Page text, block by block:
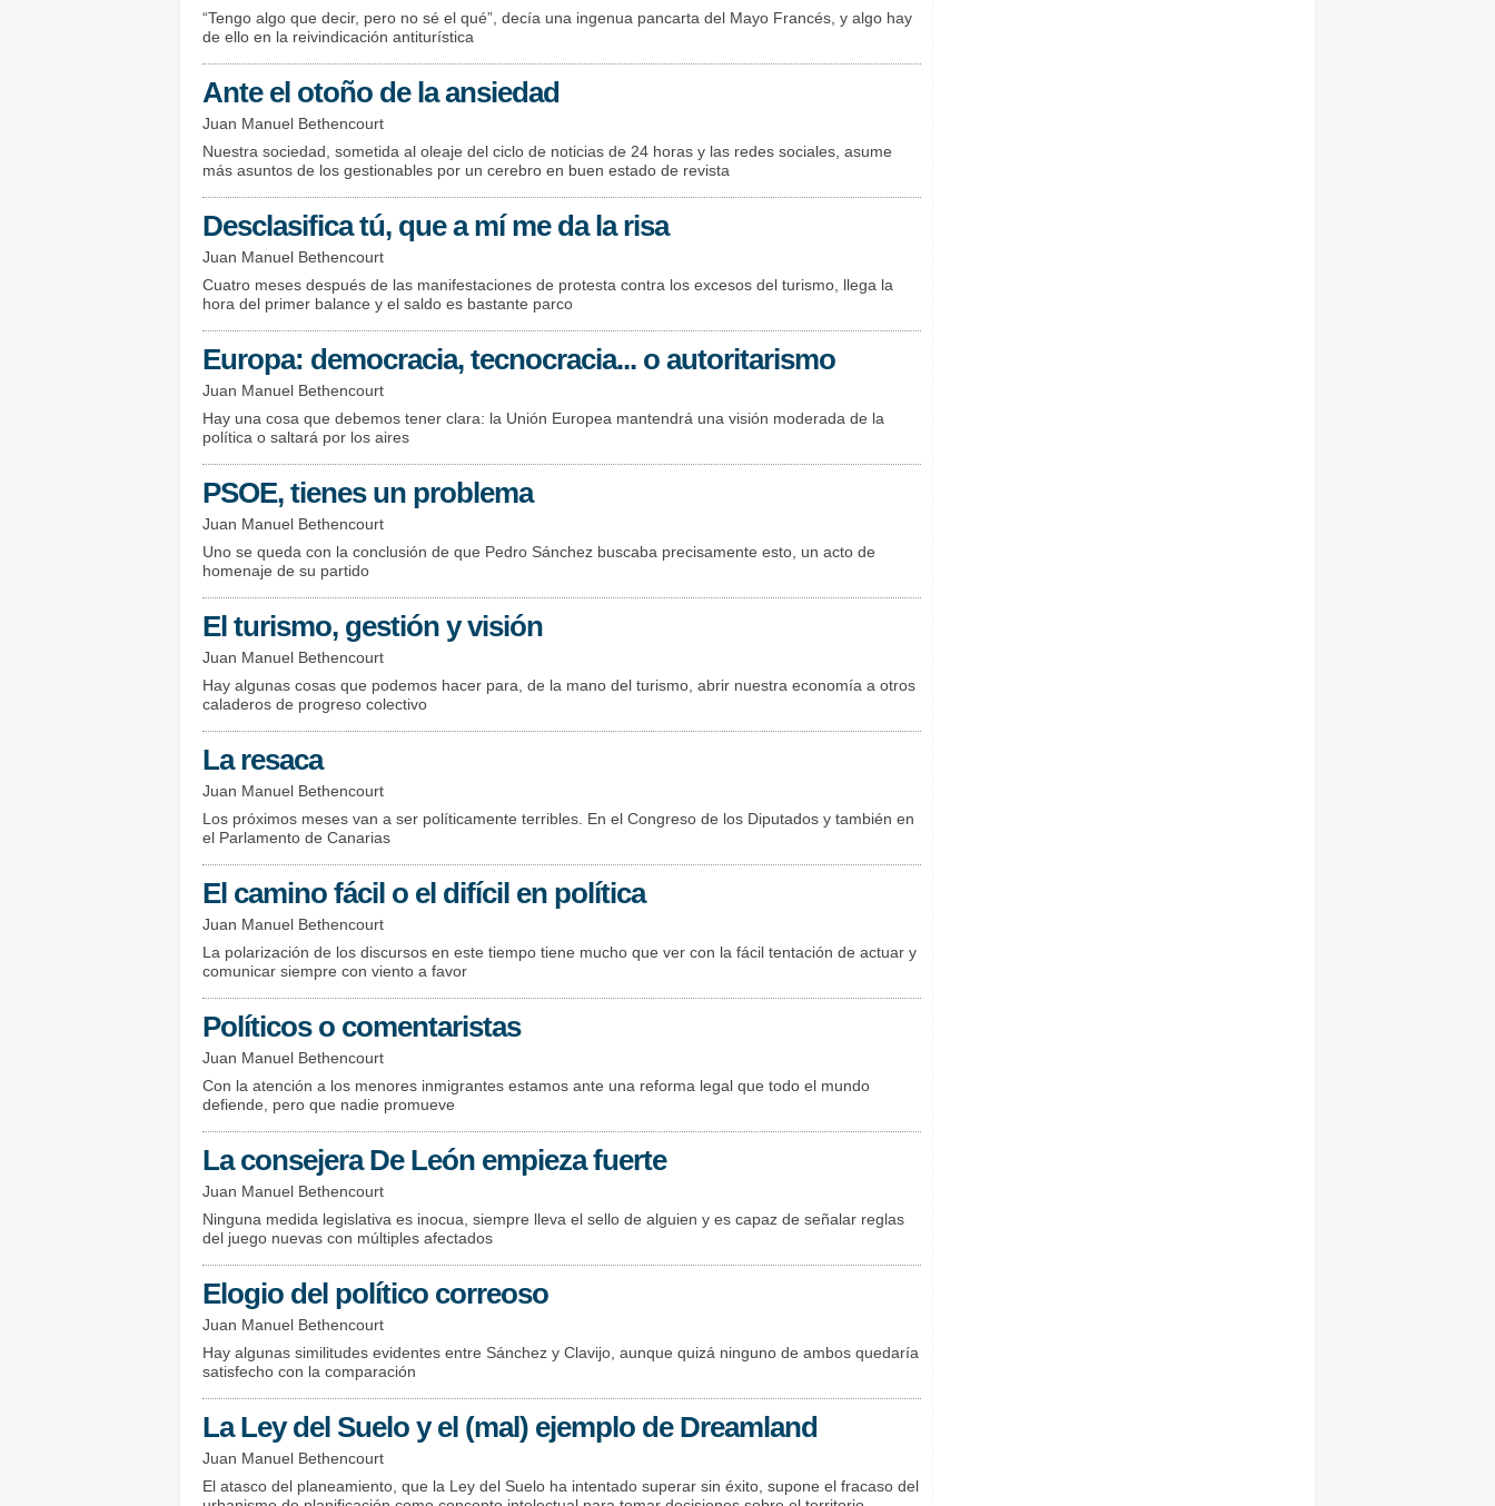
“Tengo algo que decir, pero no sé el qué”, decía una ingenua pancarta del Mayo Francés, y algo hay
de ello en la reivindicación antiturística
Ante el otoño de la ansiedad
Juan Manuel Bethencourt
Nuestra sociedad, sometida al oleaje del ciclo de noticias de 24 horas y las redes sociales, asume
más asuntos de los gestionables por un cerebro en buen estado de revista
Desclasifica tú, que a mí me da la risa
Juan Manuel Bethencourt
Cuatro meses después de las manifestaciones de protesta contra los excesos del turismo, llega la
hora del primer balance y el saldo es bastante parco
Europa: democracia, tecnocracia... o autoritarismo
Juan Manuel Bethencourt
Hay una cosa que debemos tener clara: la Unión Europea mantendrá una visión moderada de la
política o saltará por los aires
PSOE, tienes un problema
Juan Manuel Bethencourt
Uno se queda con la conclusión de que Pedro Sánchez buscaba precisamente esto, un acto de
homenaje de su partido
El turismo, gestión y visión
Juan Manuel Bethencourt
Hay algunas cosas que podemos hacer para, de la mano del turismo, abrir nuestra economía a otros
caladeros de progreso colectivo
La resaca
Juan Manuel Bethencourt
Los próximos meses van a ser políticamente terribles. En el Congreso de los Diputados y también en
el Parlamento de Canarias
El camino fácil o el difícil en política
Juan Manuel Bethencourt
La polarización de los discursos en este tiempo tiene mucho que ver con la fácil tentación de actuar y
comunicar siempre con viento a favor
Políticos o comentaristas
Juan Manuel Bethencourt
Con la atención a los menores inmigrantes estamos ante una reforma legal que todo el mundo
defiende, pero que nadie promueve
La consejera De León empieza fuerte
Juan Manuel Bethencourt
Ninguna medida legislativa es inocua, siempre lleva el sello de alguien y es capaz de señalar reglas
del juego nuevas con múltiples afectados
Elogio del político correoso
Juan Manuel Bethencourt
Hay algunas similitudes evidentes entre Sánchez y Clavijo, aunque quizá ninguno de ambos quedaría
satisfecho con la comparación
La Ley del Suelo y el (mal) ejemplo de Dreamland
Juan Manuel Bethencourt
El atasco del planeamiento, que la Ley del Suelo ha intentado superar sin éxito, supone el fracaso del